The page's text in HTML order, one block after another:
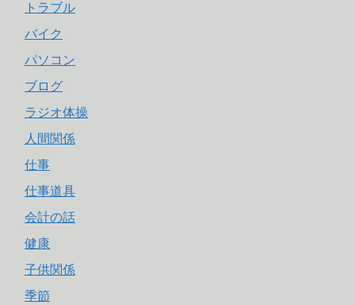
トラブル
バイク
パソコン
ブログ
ラジオ体操
人間関係
仕事
仕事道具
会計の話
健康
子供関係
季節